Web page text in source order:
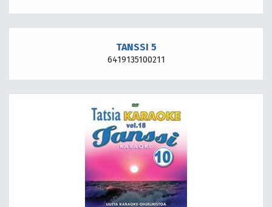
TANSSI 5
6419135100211